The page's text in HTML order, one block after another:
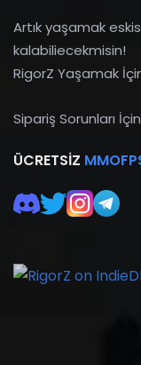
Artık yaşamak
kalabiliecekmisin!
RigorZ Yaşamak
Sipariş Sorunları
ÜCRETSIZ